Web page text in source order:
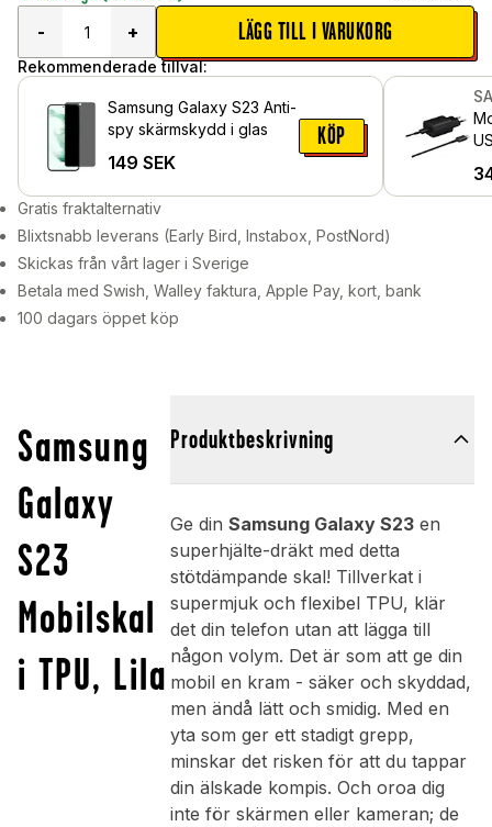
-
+ LÄGG TILL I VARUKORG
Rekommenderade tillval:
Samsung Galaxy S23 Anti-
spy skärmskydd i glas
149 SEK
KÖP
Gratis fraktalternativ
Blixtsnabb leverans (Early Bird, Instabox, PostNord)
Skickas från vårt lager i Sverige
Betala med Swish, Walley faktura, Apple Pay, kort, bank
100 dagars öppet köp
Samsung
Galaxy
S23
Mobilskal
i TPU, Lila
Produktbeskrivning
Ge din Samsung Galaxy S23en
superhjälte-dräkt med detta
stötdämpande skal! Tillverkat i
supermjuk och flexibel TPU, klär
det din telefon utan att lägga till
någon volym. Det är som att ge din
mobil en kram - säker och skyddad,
men ändå lätt och smidig. Med en
yta som ger ett stadigt grepp,
minskar det risken för att du tappar
din älskade kompis. Och oroa dig
inte för skärmen eller kameran; de